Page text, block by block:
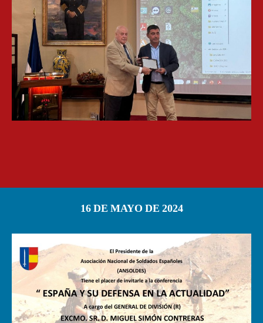
16 DE MAYO DE 2024